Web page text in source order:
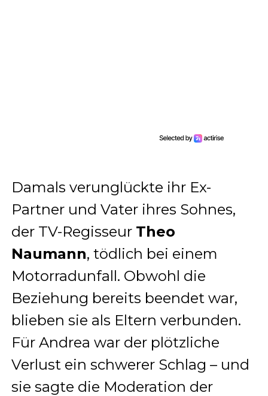
Damals verunglückte ihr Ex-
Partner und Vater ihres Sohnes,
der TV-Regisseur Theo
Naumann, tödlich bei einem
Motorradunfall. Obwohl die
Beziehung bereits beendet war,
blieben sie als Eltern verbunden.
Für Andrea war der plötzliche
Verlust ein schwerer Schlag – und
sie sagte die Moderation der